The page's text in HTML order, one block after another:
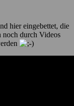
hier eingebettet, die
noch durch Videos